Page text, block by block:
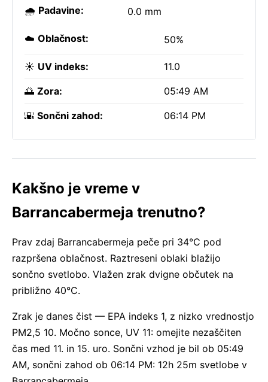
🌧️ Padavine: 0.0 mm
☁️ Oblačnost: 50%
☀️ UV indeks: 11.0
🌅 Zora: 05:49 AM
🌇 Sončni zahod: 06:14 PM
Kakšno je vreme v
Barrancabermeja trenutno?
Prav zdaj Barrancabermeja peče pri 34°C pod
razpršena oblačnost. Raztreseni oblaki blažijo
sončno svetlobo. Vlažen zrak dvigne občutek na
približno 40°C.
Zrak je danes čist — EPA indeks 1, z nizko vrednostjo
PM2,5 10. Močno sonce, UV 11: omejite nezaščiten
čas med 11. in 15. uro. Sončni vzhod je bil ob 05:49
AM, sončni zahod ob 06:14 PM: 12h 25m svetlobe v